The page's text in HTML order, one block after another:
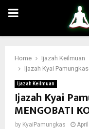
PRIMARY
MENU
Home
Ijazah Keilmuan
Ijazah Kyai
Ijazah Keilmuan
Ijazah Kyai
MENGOBATI
by KyaiPamungkas